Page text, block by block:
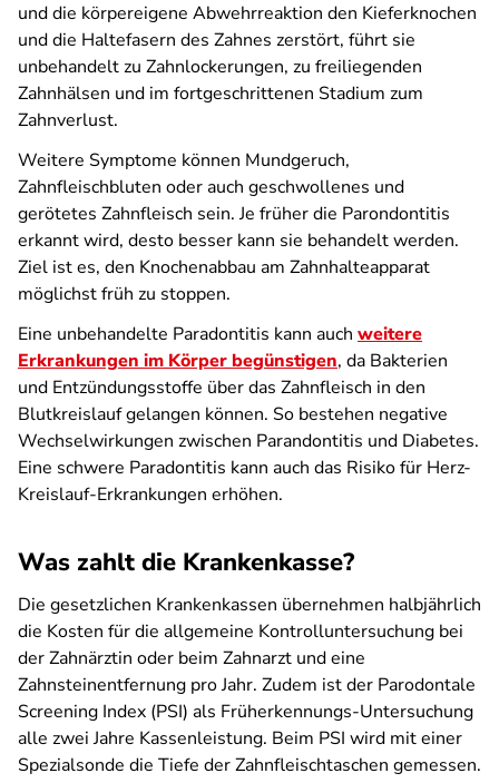
und die körpereigene Abwehrreaktion den Kieferknochen
und die Haltefasern des Zahnes zerstört, führt sie
unbehandelt zu Zahnlockerungen, zu freiliegenden
Zahnhälsen und im fortgeschrittenen Stadium zum
Zahnverlust.
Weitere Symptome können Mundgeruch,
Zahnfleischbluten oder auch geschwollenes und
gerötetes Zahnfleisch sein. Je früher die Parondontitis
erkannt wird, desto besser kann sie behandelt werden.
Ziel ist es, den Knochenabbau am Zahnhalteapparat
möglichst früh zu stoppen.
Eine unbehandelte Paradontitis kann auch weitere
Erkrankungen im Körper begünstigen, da Bakterien
und Entzündungsstoffe über das Zahnfleisch in den
Blutkreislauf gelangen können. So bestehen negative
Wechselwirkungen zwischen Parandontitis und Diabetes.
Eine schwere Paradontitis kann auch das Risiko für Herz-
Kreislauf-Erkrankungen erhöhen.
Was zahlt die Krankenkasse?
Die gesetzlichen Krankenkassen übernehmen halbjährlich
die Kosten für die allgemeine Kontrolluntersuchung bei
der Zahnärztin oder beim Zahnarzt und eine
Zahnsteinentfernung pro Jahr. Zudem ist der Parodontale
Screening Index (PSI) als Früherkennungs-Untersuchung
alle zwei Jahre Kassenleistung. Beim PSI wird mit einer
Spezialsonde die Tiefe der Zahnfleischtaschen gemessen.